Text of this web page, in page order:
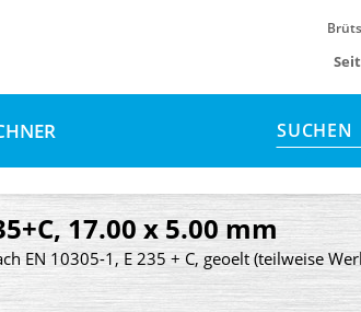
SUCHEN
17.00 x 5.00 mm
EN 10305-1, E 235 + C, geoelt (teilweise